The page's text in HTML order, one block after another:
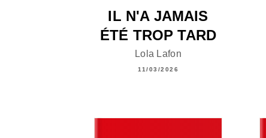
IL N'A JAMAIS
ÉTÉ TROP TARD
Lola Lafon
11/03/2026